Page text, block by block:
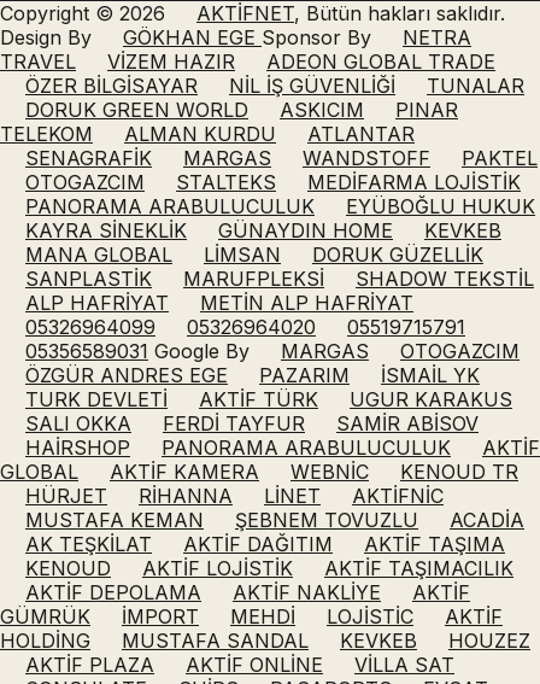
Copyright © 2026 AKTİFNET, Bütün hakları saklıdır.
Design By
GÖKHAN EGE Sponsor By
NETRA
TRAVEL
VİZEM HAZIR
ADEON GLOBAL TRADE
ÖZER BİLGİSAYAR
NİL İŞ GÜVENLİĞİ
TUNALAR
DORUK GREEN WORLD
ASKICIM
PINAR
TELEKOM
ALMAN KURDU
ATLANTAR
SENAGRAFİK
MARGAS WANDSTOFF
PAKTEL
OTOGAZCIM
STALTEKS
MEDİFARMA LOJİSTİK
PANORAMA ARABULUCULUK
EYÜBOĞLU HUKUK
KAYRA SİNEKLİK
GÜNAYDIN HOME
KEVKEB
MANA GLOBAL
LİMSAN
DORUK GÜZELLİK
SANPLASTİK
MARUFPLEKSİ
SHADOW TEKSTİL
ALP HAFRİYAT
METİN ALP HAFRİYAT
05326964099
05326964020
05519715791
05356589031 Google By MARGAS
OTOGAZCIM
ÖZGÜR ANDRES EGE
PAZARIM
İSMAİL YK
TURK DEVLETİ
AKTİF TÜRK
UGUR KARAKUS
SALI OKKA
FERDİ TAYFUR
SAMİR ABİSOV
HAİRSHOP
PANORAMA ARABULUCULUK
AKTİF
GLOBAL
AKTİF KAMERA WEBNİC
KENOUD TR
HÜRJET
RİHANNA LİNET
AKTİFNİC
MUSTAFA KEMAN
ŞEBNEM TOVUZLU
ACADİA
AK TEŞKİLAT
AKTİF DAĞITIM
AKTİF TAŞIMA
KENOUD
AKTİF LOJİSTİK
AKTİF TAŞIMACILIK
AKTİF DEPOLAMA
AKTİF NAKLİYE
AKTİF
GÜMRÜK
İMPORT MEHDİ LOJİSTİC
AKTİF
HOLDİNG
MUSTAFA SANDAL KEVKEB
HOUZEZ
AKTİF PLAZA
AKTİF ONLİNE
VİLLA SAT